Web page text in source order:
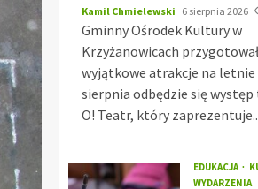
Kamil Chmielewski 6 sierpnia 2026
Gminny Ośrodek Kultury w
Krzyżanowicach
wyjątkowe atrakcje na letnie
sierpnia odbędzie się
O! Teatr, który
EDUKACJA
WYDARZENIA